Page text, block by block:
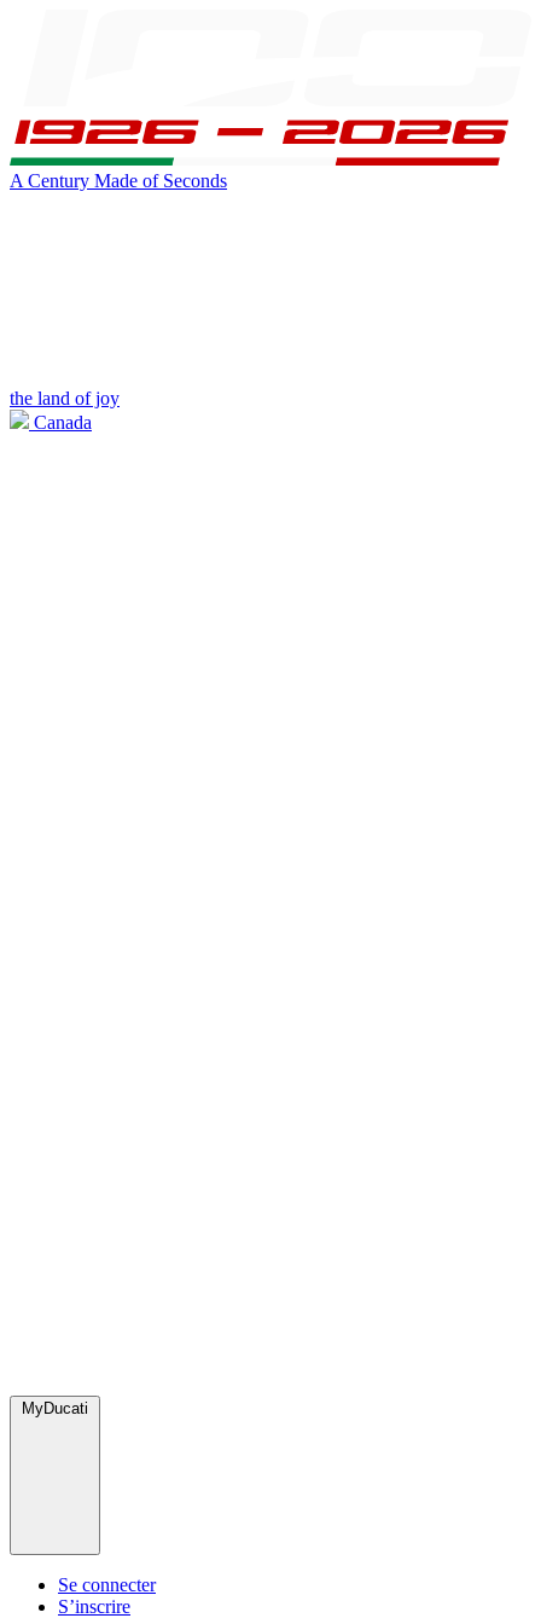
A Century Made of Seconds
the land of joy
Canada
MyDucati
Se connecter
S’inscrire